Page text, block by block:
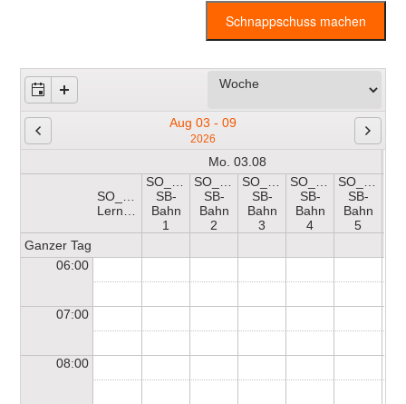
Schnappschuss machen
Aug 03 - 09
2026
Ganzer Tag
Mo. 03.08
SO_HB-
SO_HB-
SB-
Bahn
1
SO_HB-
SB-
Bahn
2
SO_HB-
SB-
Bahn
3
SO_HB-
SB-
Bahn
4
SO_HB-
SB-
Bahn
5
06:00
07:00
08:00